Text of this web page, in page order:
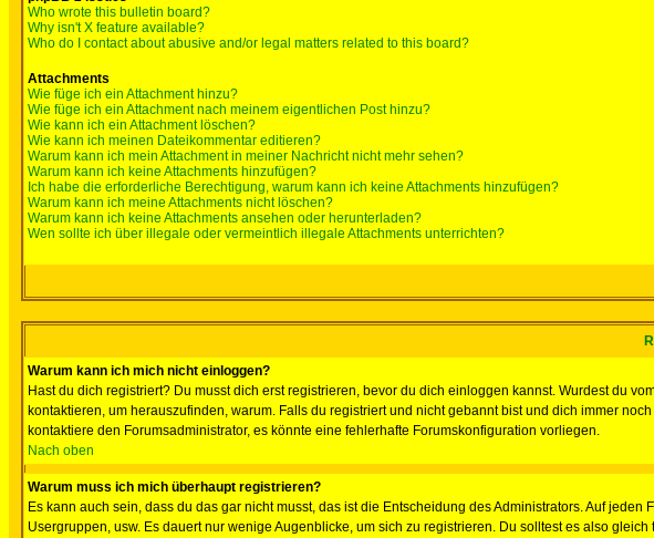
Who wrote this bulletin board?
Why isn't X feature available?
Who do I contact about abusive and/or legal matters related to this board?
Attachments
Wie füge ich ein Attachment hinzu?
Wie füge ich ein Attachment nach meinem eigentlichen Post hinzu?
Wie kann ich ein Attachment löschen?
Wie kann ich meinen Dateikommentar editieren?
Warum kann ich mein Attachment in meiner Nachricht nicht mehr sehen?
Warum kann ich keine Attachments hinzufügen?
Ich habe die erforderliche Berechtigung, warum kann ich keine Attachments hinzufügen?
Warum kann ich meine Attachments nicht löschen?
Warum kann ich keine Attachments ansehen oder herunterladen?
Wen sollte ich über illegale oder vermeintlich illegale Attachments unterrichten?
Warum kann ich mich nicht einloggen?
Hast du dich registriert? Du musst dich erst registrieren, bevor du dich einloggen kannst. Wurdest du
kontaktieren, um herauszufinden, warum. Falls du registriert und nicht gebannt bist und dich immer
kontaktiere den Forumsadministrator, es könnte eine fehlerhafte Forumskonfiguration vorliegen.
Nach oben
Warum muss ich mich überhaupt registrieren?
Es kann auch sein, dass du das gar nicht musst, das ist die Entscheidung des Administrators. Auf
Usergruppen, usw. Es dauert nur wenige Augenblicke, um sich zu registrieren. Du solltest es also gleich